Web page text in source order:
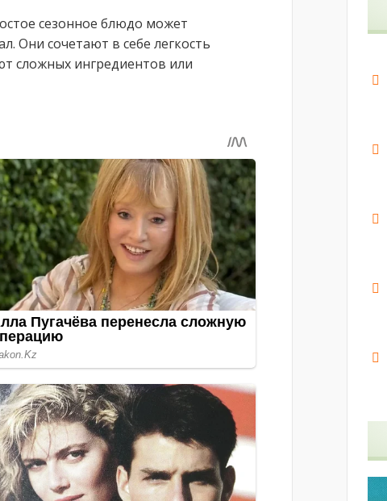
сезонное блюдо может
Они сочетают в себе легкость
сложных ингредиентов или